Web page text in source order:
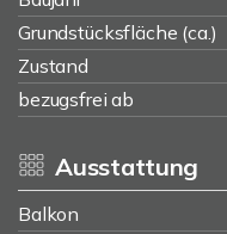
Grundstücksfläche (ca.)
Zustand
bezugsfrei ab
Ausstattung
Balkon